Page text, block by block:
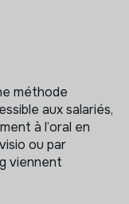
méthode
aux salariés,
à l’oral en
ou par
viennent